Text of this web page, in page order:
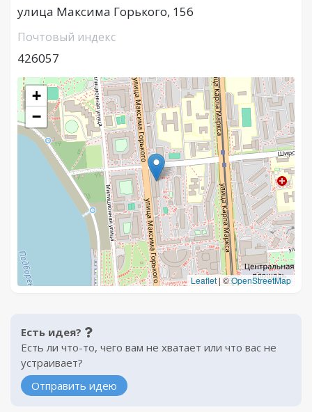
улица Максима Горького, 156
Почтовый индекс
426057
+
−
Leaflet | ©OpenStreetMap
Есть идея?
Есть ли что-то, чего вам не хватает или что вас не
устраивает?
Отправить идею